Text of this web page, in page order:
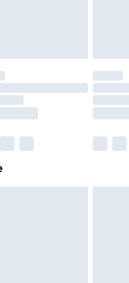
anprobiert
Homeware-Bereich,
Matratzen, Toppern
und in ihrer